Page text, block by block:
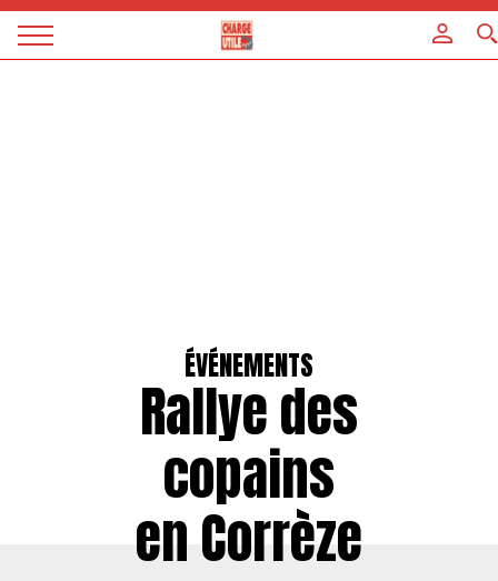
Magazine
ÉVÉNEMENTS
Rallye des
copains
en Corrèze
Panneau de gestion des cookies